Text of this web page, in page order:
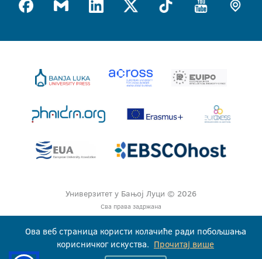
Универзитет у Бањој Луци © 2026
Сва права задржана
Ова веб страница користи колачиће ради побољшања
корисничког искуства. Прочитај више